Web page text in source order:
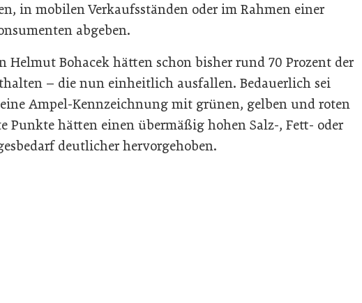
in mobilen Verkaufsständen oder im Rahmen einer
abgeben.
Helmut Bohacek hätten schon bisher rund 70 Prozent der
– die nun einheitlich ausfallen. Bedauerlich sei
Ampel-Kennzeichnung mit grünen, gelben und roten
Punkte hätten einen übermäßig hohen Salz-, Fett- oder
deutlicher hervorgehoben.